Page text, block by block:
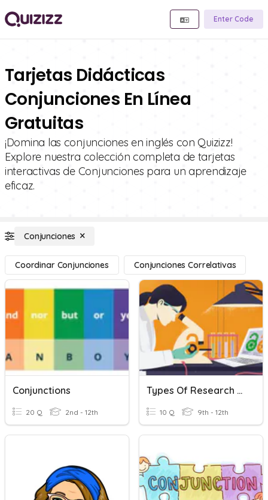
Enter Code
Tarjetas Didácticas
Conjunciones En Línea
Gratuitas
¡Domina las conjunciones en inglés con Quizizz!
Explore nuestra colección completa de tarjetas
interactivas de Conjunciones para un aprendizaje
eficaz.
Conjunciones
Coordinar Conjunciones Conjunciones Correlativas
Conjunctions
20 Q 2nd - 12th
Types Of Research Review
10 Q 9th - 12th